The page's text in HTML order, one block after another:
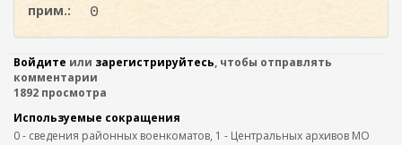
прим.:
0
Войдите или зарегистрируйтесь, чтобы отправлять
комментарии
1892 просмотра
Используемые сокращения
0 - сведения районных военкоматов, 1 - Центральных архивов МО